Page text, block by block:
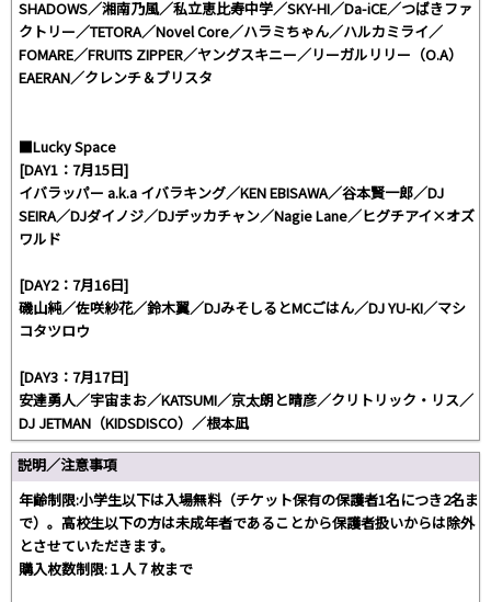
SHADOWS／湘南乃風／私立恵比寿中学／SKY-HI／Da-iCE／つばきファ
クトリー／TETORA／Novel Core／ハラミちゃん／ハルカミライ／
FOMARE／FRUITS ZIPPER／ヤングスキニー／リーガルリリー（O.A）
EAERAN／クレンチ＆ブリスタ
■Lucky Space
[DAY1：7月15日]
イバラッパー a.k.a イバラキング／KEN EBISAWA／谷本賢一郎／DJ
SEIRA／DJダイノジ／DJデッカチャン／Nagie Lane／ヒグチアイ×オズ
ワルド
[DAY2：7月16日]
磯山純／佐咲紗花／鈴木翼／DJみそしるとMCごはん／DJ YU-KI／マシ
コタツロウ
[DAY3：7月17日]
安達勇人／宇宙まお／KATSUMI／京太朗と晴彦／クリトリック・リス／
DJ JETMAN（KIDSDISCO）／根本凪
説明／注意事項
年齢制限:小学生以下は入場無料（チケット保有の保護者1名につき2名ま
で）。高校生以下の方は未成年者であることから保護者扱いからは除外
とさせていただきます。
購入枚数制限:１人７枚まで